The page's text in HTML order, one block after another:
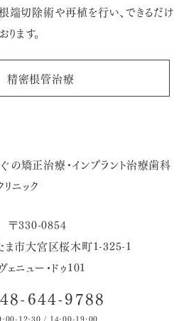
端切除術や再植を行い、できるだけ
ます。
精密根管治療
〒330-0854
ま市大宮区桜木町1-325-1
ェニュー・ドゥ101
644-9788
12:30 / 14:00-19:00